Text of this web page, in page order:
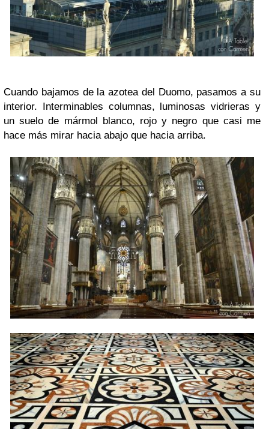
Cuando bajamos de la azotea del Duomo, pasamos a su
interior. Interminables columnas, luminosas vidrieras y
un suelo de mármol blanco, rojo y negro que casi me
hace más mirar hacia abajo que hacia arriba.